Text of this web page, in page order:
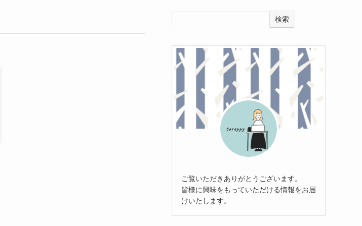
検索
ご覧いただきありがとうございます。
皆様に興味をもっていただける情報をお届
けいたします。